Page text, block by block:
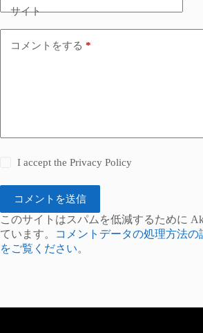
サイト
コメントをする *
I accept thePrivacy Policy
コメントを送信
このサイトはスパムを低減するために
ています。
コメントデータの処理方法の
をご覧ください。